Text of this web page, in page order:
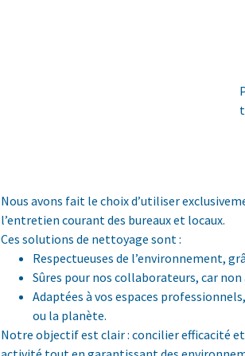
Nous avons fait le choix d’utiliser
l’entretien courant des bureaux et locaux.
Ces solutions de nettoyage sont :
Respectueuses de l’environnement,
Sûres pour nos collaborateurs, car non
Adaptées à vos espaces
ou la planète.
Notre objectif est clair : concilier efficacité